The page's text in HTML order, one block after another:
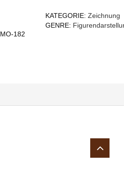
MO-182
KATEGORIE:Zeichnung
GENRE: